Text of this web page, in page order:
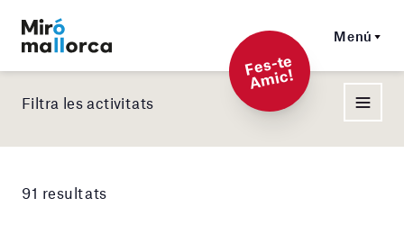
Menú
F
es-t
e
A
mi
c!
Filtra les activitats
91 resultats